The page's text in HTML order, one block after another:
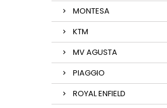
MONTESA
KTM
MV AGUSTA
PIAGGIO
ROYAL ENFIELD